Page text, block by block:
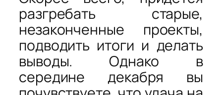
разгребать старые,
незаконченные проекты,
подводить итоги и делать
выводы. Однако в
середине декабря вы